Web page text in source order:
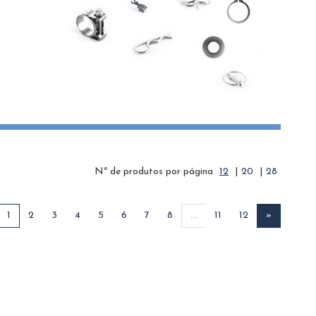
Nº de produtos por página 12 20 28
1 2 3 4 5 6 7 8 ... 11 12 »